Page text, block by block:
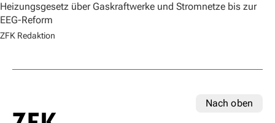
Heizungsgesetz über Gaskraftwerke und Stromnetze bis zur
EEG-Reform
ZFK Redaktion
Nach oben